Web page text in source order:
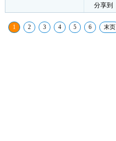
分享到
1 2 3 4 5 6 末页